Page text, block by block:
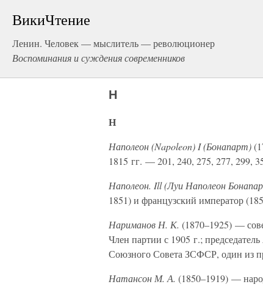
ВикиЧтение
Ленин. Человек — мыслитель — революционер
Воспоминания и суждения современников
Н
Н
Наполеон (Napoleon) I (Бонапарт)
1815 гг. — 201, 240, 275, 277, 299,
Наполеон. Ill (Луи Наполеон
1851) и французский император
Нариманов Н. К. (1870–1925) —
Член партии с 1905 г.;
Союзного Совета ЗСФСР, один
Натансон М. А. (1850–1919) —